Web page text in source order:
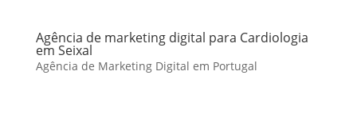
Agência de marketing digital para Cardiologia
em Seixal
Agência de Marketing Digital em Portugal